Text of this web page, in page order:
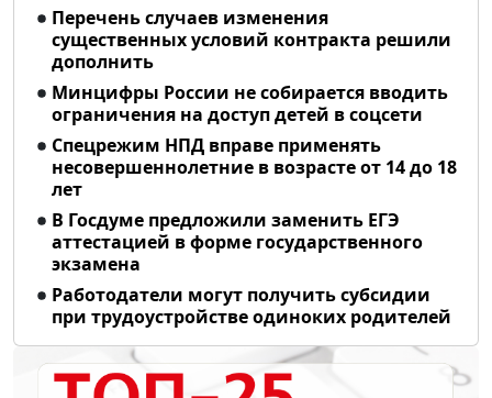
Перечень случаев изменения
существенных условий контракта решили
дополнить
Минцифры России не собирается вводить
ограничения на доступ детей в соцсети
Спецрежим НПД вправе применять
несовершеннолетние в возрасте от 14 до 18
лет
В Госдуме предложили заменить ЕГЭ
аттестацией в форме государственного
экзамена
Работодатели могут получить субсидии
при трудоустройстве одиноких родителей